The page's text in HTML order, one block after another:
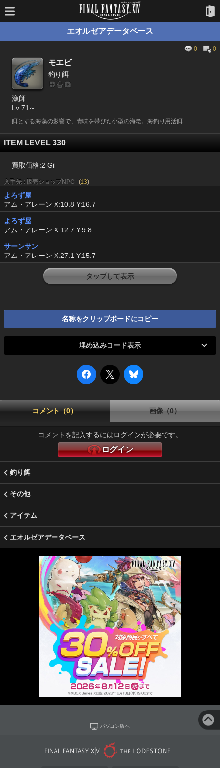
エオルゼアデータベース
0 0
モエビ
釣り餌
漁師
Lv 71～
餌とする海藻の影響で、青味を帯びた小型の海老。海釣り用活餌
ITEM LEVEL 330
買取価格:2 Gil
入手先 : 販売ショップNPC (13)
よろず屋
アム・アレーン X:10.8 Y:16.7
よろず屋
アム・アレーン X:12.7 Y:9.8
サーンサン
アム・アレーン X:27.1 Y:15.7
タップして表示
名称をクリップボードにコピー
埋め込みコード表示
コメント（0） 画像（0）
コメントを記入するにはログインが必要です。
ログイン
釣り餌
その他
アイテム
エオルゼアデータベース
パソコン版へ